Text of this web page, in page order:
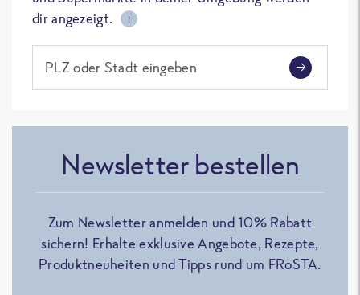
dir angezeigt.
i
PLZ oder Stadt eingeben
Newsletter bestellen
Zum Newsletter anmelden und 10% Rabatt
sichern! Erhalte exklusive Angebote, Rezepte,
Produktneuheiten und Tipps rund um FRoSTA.